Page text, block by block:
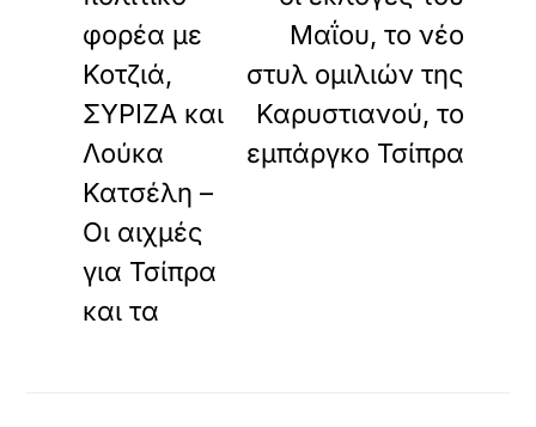
φορέα με
Κοτζιά,
ΣΥΡΙΖΑ και
Λούκα
Κατσέλη –
Οι αιχμές
για Τσίπρα
και τα
Μαΐου, το νέο
στυλ ομιλιών της
Καρυστιανού, το
εμπάργκο Τσίπρα